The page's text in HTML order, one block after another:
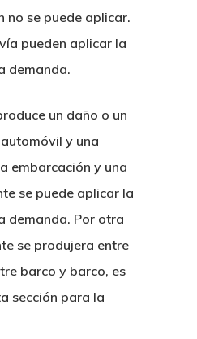
no se puede aplicar.
pueden aplicar la
demanda.
un daño o un
y una
embarcación y una
se puede aplicar la
demanda. Por otra
se produjera entre
barco y barco, es
sección para la
Tratado De Amistad
Y Tailandia
Derecho Fiscal
Permisos, Contratos
Acuerdos
Fusiones Y
Derecho Laboral
Derecho De
Estafas En Tailandia
Extradiciones
Casos De Trafico
LTR
Residencia Fiscal
Acuerdos
Legalizacion De
Compra De
Tailandia
Plan De Sucesiones
Servicios Notariales
Probono
Compra De Hoteles
Inmuebles
Permisos Para
Restaurantes
Crypto
Canabis Medicinal
Logistica Y Transporte